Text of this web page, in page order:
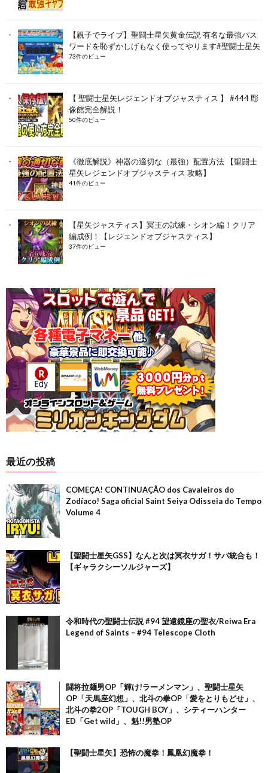
【親子でライブ】聖闘士星矢黄金伝説 有名な最強パス
ワードを恥ずかしげもなく使ってやります#聖闘士星矢
73件のビュー
【 聖闘士星矢レジェンドオブジャスティス 】 #444 彫
像館完全解説！
50件のビュー
《徹底解説》神器の適切な（最強）配置方法 【聖闘士
星矢レジェンドオブジャスティス 攻略】
41件のビュー
【星矢ジャスティス】冥王の試練・シオン編！クリア
編成例！【レジェンドオブジャスティス】
37件のビュー
最近の投稿
COMEÇA! CONTINUAÇÃO dos Cavaleiros do
Zodíaco! Saga oficial Saint Seiya Odisseia do Tempo
Volume 4
【聖闘士星矢GSS】なんと次は冥衣サガ！サバ統合も！
【ギャラクシーソルジャーズ】
令和時代の聖闘士伝説 #94 望遠鏡座の聖衣/Reiwa Era
Legend of Saints – #94 Telescope Cloth
闘将拉麺男OP「輝け!ラーメンマン」、聖闘士星矢
OP「天馬座幻想」、北斗の拳OP「愛をとりもどせ」、
北斗の拳2OP「TOUGH BOY」、シティーハンター
ED「Get wild」、魁!!男塾OP
【聖闘士星矢】恐怖の魔拳！鳳凰幻魔拳！